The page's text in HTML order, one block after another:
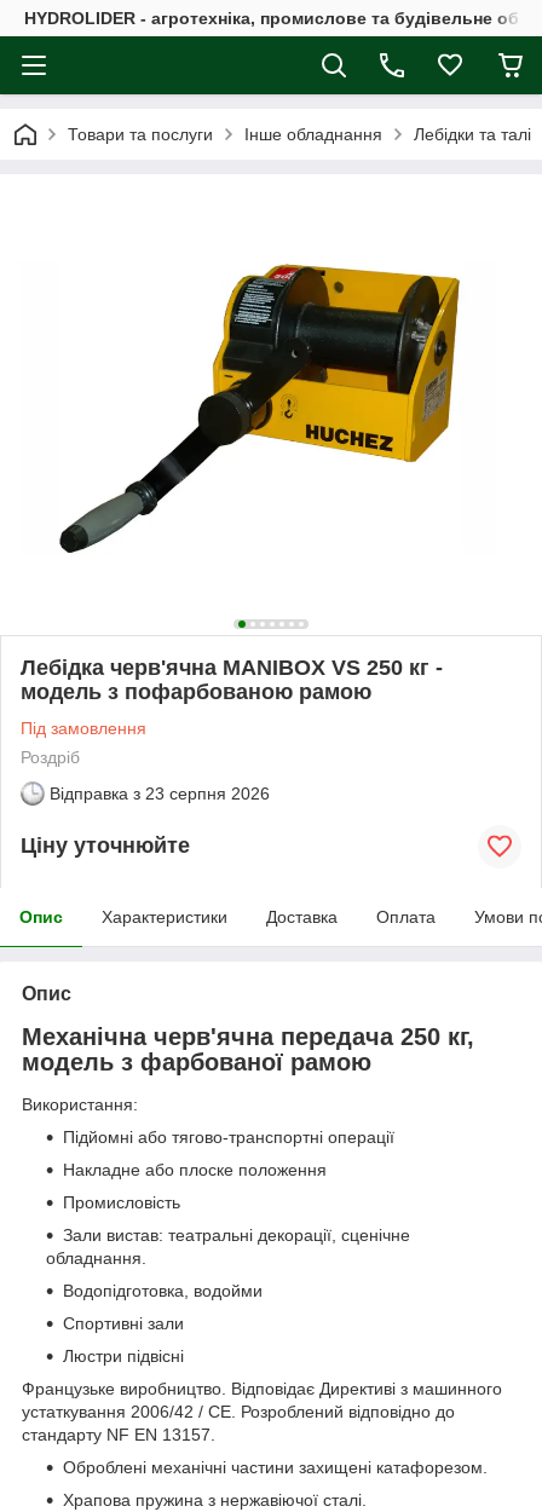
HYDROLIDER - агротехніка, промислове та будівельне
Товари та послуги Інше обладнання Лебідки та талі
Лебідка черв'ячна MANIBOX VS 250 кг -
модель з пофарбованою рамою
Під замовлення
Роздріб
Відправка з 23 серпня 2026
Ціну уточнюйте
Опис Характеристики Доставка Оплата Умови
Опис
Механічна черв'ячна передача 250 кг,
модель з фарбованої рамою
Використання:
Підйомні або тягово-транспортні операції
Накладне або плоске положення
Промисловість
Зали вистав: театральні декорації, сценічне
обладнання.
Водопідготовка, водойми
Спортивні зали
Люстри підвісні
Французьке виробництво. Відповідає Директиві з машинного
устаткування 2006/42 / CE. Розроблений відповідно до
стандарту NF EN 13157.
Оброблені механічні частини захищені катафорезом.
Храпова пружина з нержавіючої сталі.